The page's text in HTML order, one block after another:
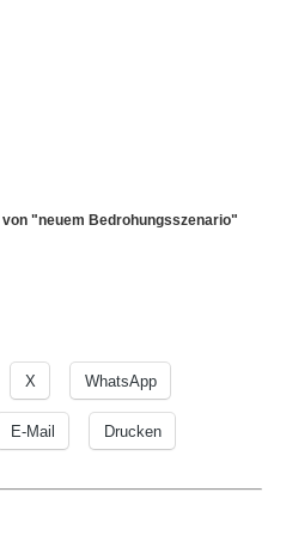
"neuem Bedrohungsszenario"
X WhatsApp
E-Mail Drucken